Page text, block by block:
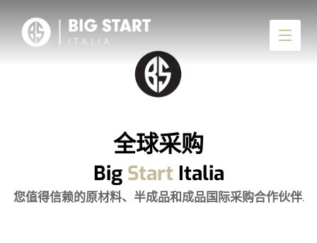
全球采购
Big Start Italia
您值得信赖的原材料、半成品和成品国际采购合作伙伴.